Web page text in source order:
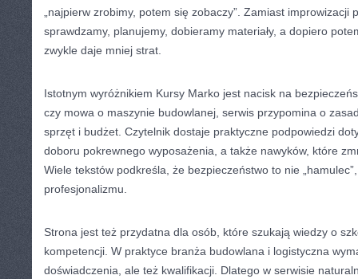
„najpierw zrobimy, potem się zobaczy”. Zamiast improwizacji
sprawdzamy, planujemy, dobieramy materiały, a dopiero
zwykle daje mniej strat.
Istotnym wyróżnikiem Kursy Marko jest nacisk na
czy mowa o maszynie budowlanej, serwis przypomina o
sprzęt i budżet. Czytelnik dostaje praktyczne podpowiedzi
doboru pokrewnego wyposażenia, a także nawyków, które
Wiele tekstów podkreśla, że bezpieczeństwo to nie
profesjonalizmu.
Strona jest też przydatna dla osób, które szukają wiedzy o
kompetencji. W praktyce branża budowlana i logistyczna
doświadczenia, ale też kwalifikacji. Dlatego w serwisie